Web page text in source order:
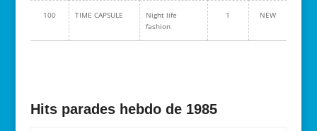
100 TIME CAPSULE
Night life
fashion
1 NEW
Hits parades hebdo de 1985